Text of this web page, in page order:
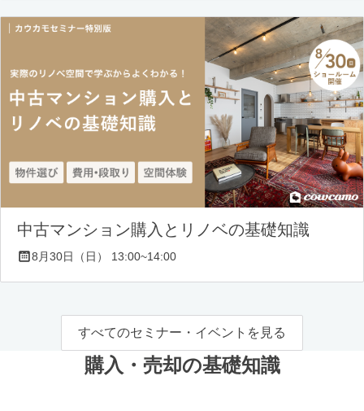
中古マンション購入とリノベの基礎知識
8月30日（日） 13:00~14:00
すべてのセミナー・イベントを見る
購入・売却の基礎知識